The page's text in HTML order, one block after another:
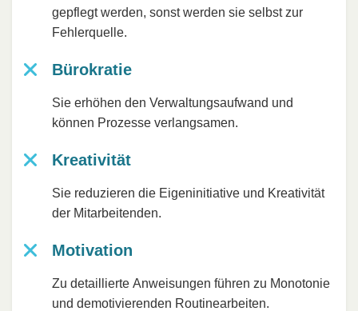
gepflegt werden, sonst werden sie selbst zur
Fehlerquelle.
Bürokratie
Sie erhöhen den Verwaltungsaufwand und
können Prozesse verlangsamen.
Kreativität
Sie reduzieren die Eigeninitiative und Kreativität
der Mitarbeitenden.
Motivation
Zu detaillierte Anweisungen führen zu Monotonie
und demotivierenden Routinearbeiten.